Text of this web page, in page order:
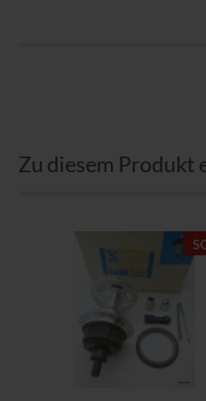
Zu diesem Produkt